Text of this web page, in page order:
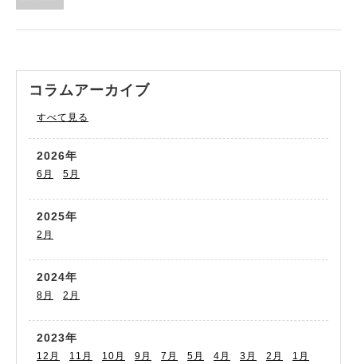
コラムアーカイブ
すべて見る
2026年
6月 5月
2025年
2月
2024年
8月 2月
2023年
12月 11月 10月 9月 7月 5月 4月 3月 2月 1月